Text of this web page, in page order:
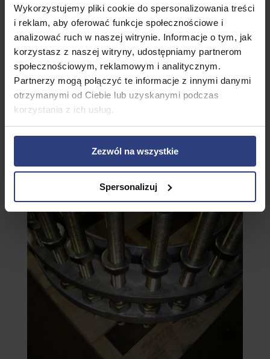
Wykorzystujemy pliki cookie do spersonalizowania treści
i reklam, aby oferować funkcje społecznościowe i
analizować ruch w naszej witrynie. Informacje o tym, jak
korzystasz z naszej witryny, udostępniamy partnerom
społecznościowym, reklamowym i analitycznym.
Partnerzy mogą połączyć te informacje z innymi danymi
otrzymanymi od Ciebie lub uzyskanymi podczas
korzystania z ich usług.
Zezwól na wszystkie
Spersonalizuj